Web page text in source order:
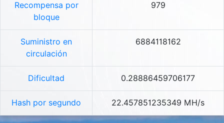
Recompensa por
bloque
979
Suministro en
circulación
6884118162
Dificultad 0.28886459706177
Hash por segundo 22.457851235349 MH/s